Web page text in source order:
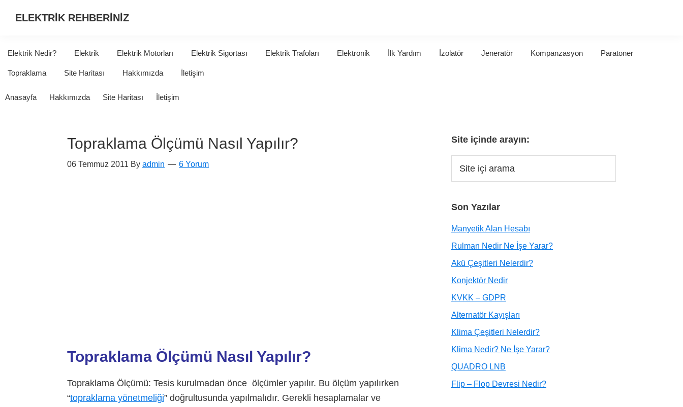
ELEKTRİK REHBERİNİZ
HER
Elektrik Nedir? Elektrik Elektrik Motorları Elektrik Sigortası Elektrik Trafoları Elektronik İlk Yardım İzolatör Jeneratör Kompanzasyon Paratoner
Topraklama Site Haritası Hakkımızda İletişim
Anasayfa Hakkımızda Site Haritası İletişim
Topraklama Ölçümü Nasıl Yapılır?
06 Temmuz 2011 By admin 6 Yorum
Topraklama Ölçümü Nasıl Yapılır?
Topraklama Ölçümü: Tesis kurulmadan önce ölçümler yapılır. Bu ölçüm yapılırken
“topraklama yönetmeliği” doğrultusunda yapılmalıdır. Gerekli hesaplamalar ve
Site içinde arayın:
Son Yazılar
Manyetik Alan Hesabı
Rulman Nedir Ne İşe Yarar?
Akü Çeşitleri Nelerdir?
Konjektör Nedir
KVKK – GDPR
Alternatör Kayışları
Klima Çeşitleri Nelerdir?
Klima Nedir? Ne İşe Yarar?
QUADRO LNB
Flip – Flop Devresi Nedir?